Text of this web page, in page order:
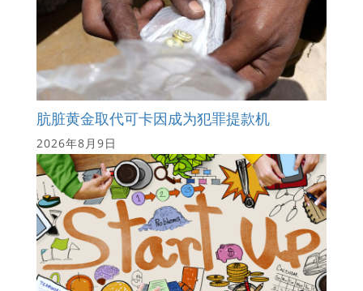
肮脏黄金取代可卡因成为犯罪提款机
2026年8月9日